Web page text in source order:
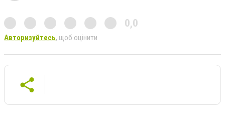
0,0
Авторизуйтесь, щоб оцінити